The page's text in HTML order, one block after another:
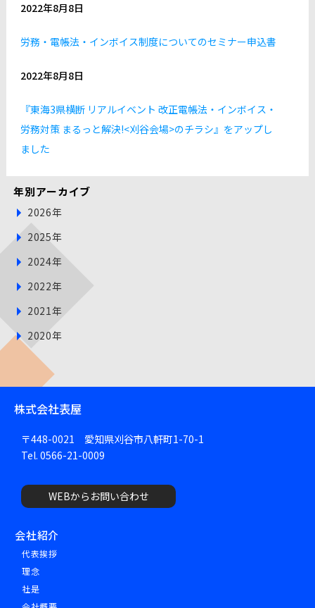
2022年8月8日
労務・電帳法・インボイス制度についてのセミナー申込書
2022年8月8日
『東海3県横断 リアルイベント 改正電帳法・インボイス・
労務対策 まるっと解決!<刈谷会場>のチラシ』をアップし
ました
年別アーカイブ
2026年
2025年
2024年
2022年
2021年
2020年
株式会社表屋
〒448-0021 愛知県刈谷市八軒町1-70-1
Tel. 0566-21-0009
WEBからお問い合わせ
会社紹介
代表挨拶
理念
社是